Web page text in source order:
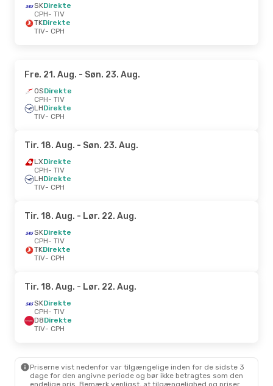
SKDirekte
CPH- TIV
TKDirekte
TIV- CPH
Fre. 21. Aug. - Søn. 23. Aug.
OSDirekte
CPH- TIV
LHDirekte
TIV- CPH
Tir. 18. Aug. - Søn. 23. Aug.
LXDirekte
CPH- TIV
LHDirekte
TIV- CPH
Tir. 18. Aug. - Lør. 22. Aug.
SKDirekte
CPH- TIV
TKDirekte
TIV- CPH
Tir. 18. Aug. - Lør. 22. Aug.
SKDirekte
CPH- TIV
D8Direkte
TIV- CPH
Priserne vist nedenfor var tilgængelige inden for de sidste 3
dage for den angivne periode og bør ikke betragtes som den
endelige pris. Bemærk venligst, at tilgængelighed og priser